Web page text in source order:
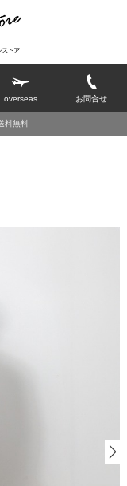
overseas お問合せ
料無料